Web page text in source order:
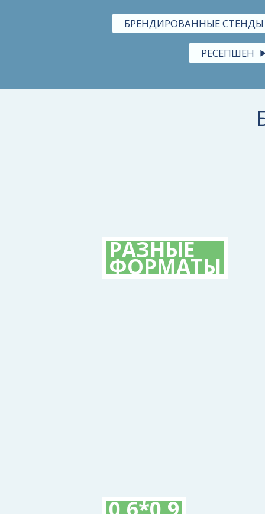
БРЕНДИРОВАННЫЕ СТЕНДЫ
РЕСЕПШЕН
РАЗНЫЕ
ФОРМАТЫ